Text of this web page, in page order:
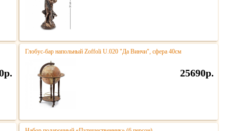
Глобус-бар напольный Zoffoli U.020 "Да Винчи", сфера 40см
25690р.